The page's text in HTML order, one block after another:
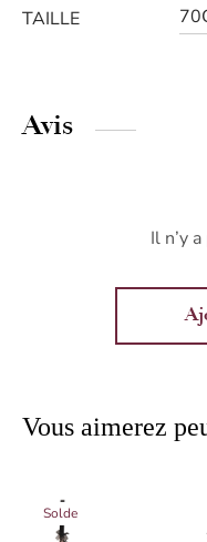
TAILLE
Avis
Il n’y
Vous aimerez
Solde